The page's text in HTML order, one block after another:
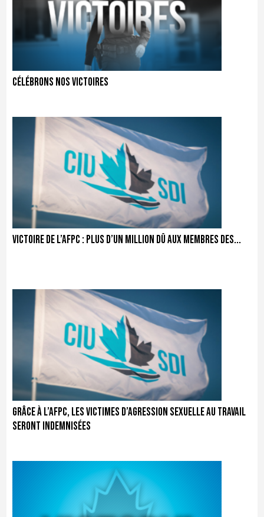
Célébrons nos victoires
Victoire de l’AFPC : Plus d’un million dû aux membres des...
Grâce à l’AFPC, les victimes d’agression sexuelle au travail
seront indemnisées